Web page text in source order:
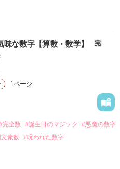
を読む
味な数字【算数・数学】 完
1ページ
完全数 #誕生日のマジック
#悪魔の数字
素数 #呪われた数字